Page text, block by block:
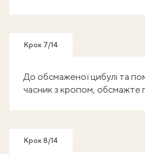
Крок 7/14
До обсмаженої цибулі та
часник з кропом, обсмажте
Крок 8/14